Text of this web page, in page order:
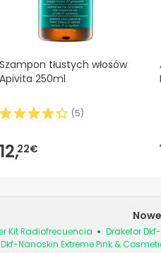
Szampon tłustych włosów
Apivita 250ml
(5)
12,22€
Kit Radiofrecuencia Drakefor
Nanoskin Extreme Pink &